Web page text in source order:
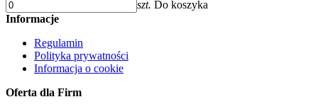
szt. Do koszyka
Informacje
Regulamin
Polityka prywatności
Informacja o cookie
Oferta dla Firm